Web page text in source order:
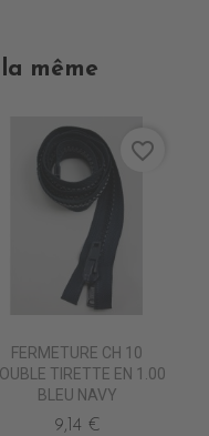
même
FERMETURE CH 10
TIRETTE EN 1.00
BLEU NAVY
9,14 €
favorite_border